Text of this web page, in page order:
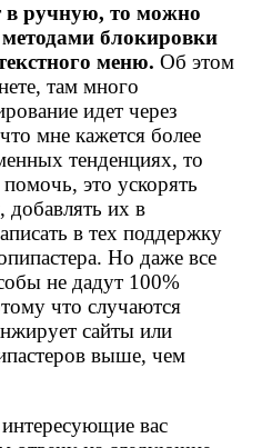
в ручную, то можно
блокировки
меню. Об этом
там много
идет через
мне кажется более
тенденциях, то
это ускорять
добавлять их в
в тех поддержку
Но даже все
не дадут 100%
что случаются
сайты или
выше, чем
вас